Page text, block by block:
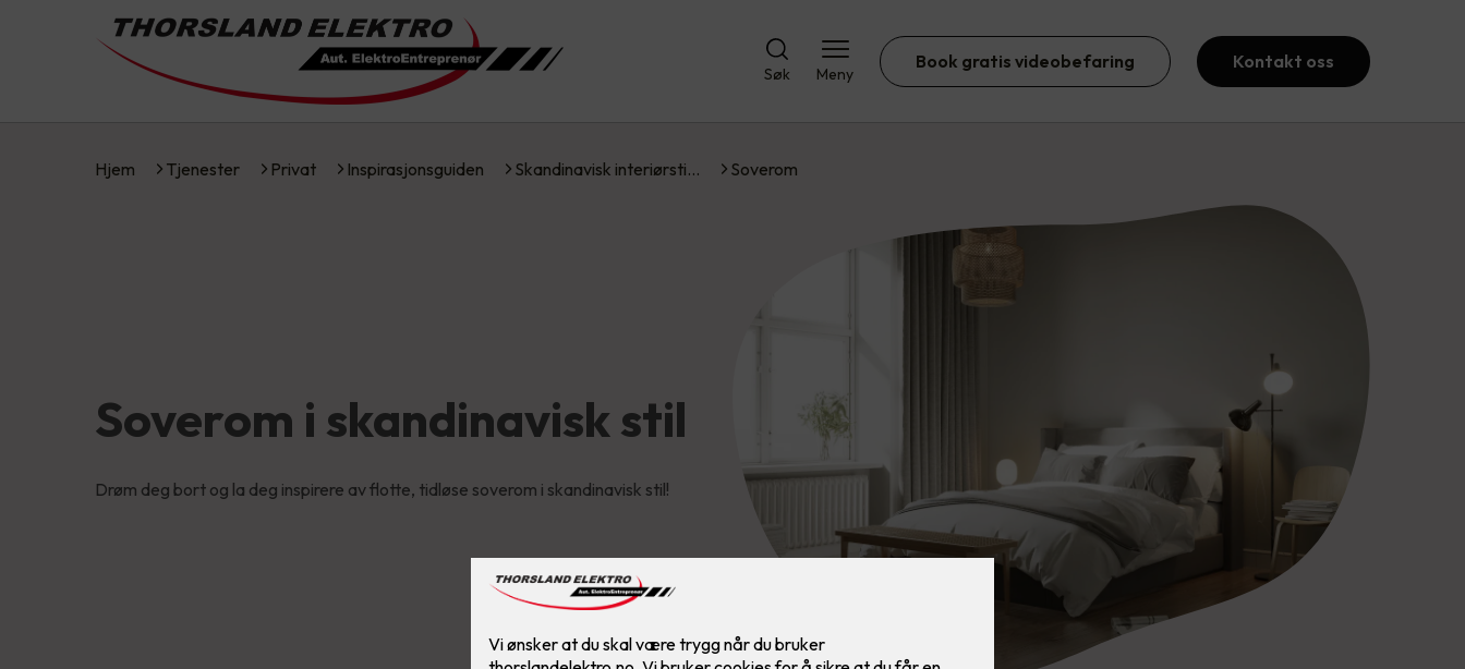
Søk Meny
Book gratis videobefaring Kontakt oss
Hjem Tjenester Privat Inspirasjonsguiden Skandinavisk interiørsti… Soverom
Soverom i skandinavisk stil
Drøm deg bort og la deg inspirere av flotte, tidløse soverom i skandinavisk stil!